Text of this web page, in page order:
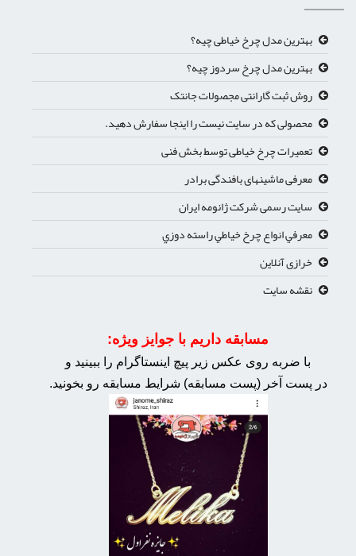
بهترین مدل چرخ خیاطی چیه؟
بهترین مدل چرخ سردوز چیه؟
روش ثبت گارانتی مجصولات جانتک
محصولی که در سایت نیست را اینجا سفارش دهید.
تعمیرات چرخ خیاطی توسط بخش فنی
معرفی ماشینهای بافندگی برادر
سایت رسمی شرکت ژانومه ایران
معرفي انواع چرخ خياطي راسته دوزي
خرازی آنلاین
نقشه سایت
مسابقه داریم با جوایز ویژه:
با ضربه روی عکس زیر پیچ اینستاگرام را ببینید و
در پست آخر (پست مسابقه) شرایط مسابقه رو بخونید.